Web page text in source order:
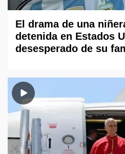
El drama de una
detenida en Estados
desesperado de su